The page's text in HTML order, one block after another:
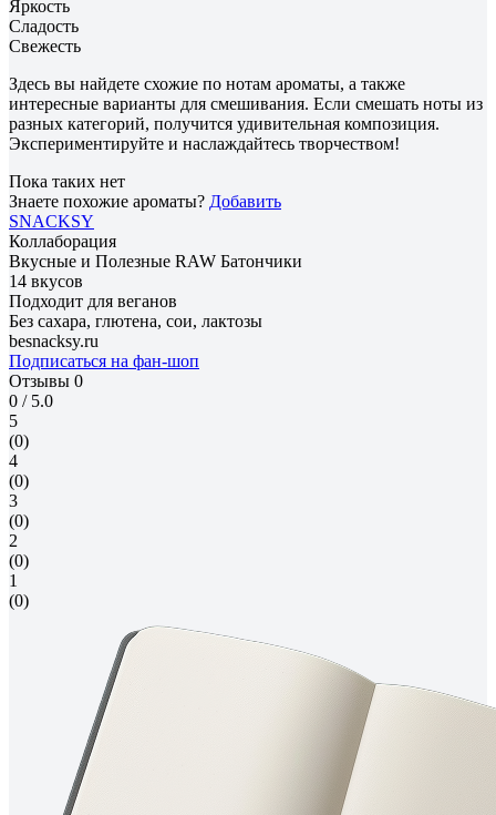
Яркость
Сладость
Свежесть
Здесь вы найдете схожие по нотам ароматы, а также
интересные варианты для смешивания. Если смешать ноты из
разных категорий, получится удивительная композиция.
Экспериментируйте и наслаждайтесь творчеством!
Пока таких нет
Знаете похожие ароматы? Добавить
SNACKSY
Коллаборация
Вкусные и Полезные RAW Батончики
14 вкусов
Подходит для веганов
Без сахара, глютена, сои, лактозы
besnacksy.ru
Подписаться на фан-шоп
Отзывы 0
0 / 5.0
5
(0)
4
(0)
3
(0)
2
(0)
1
(0)